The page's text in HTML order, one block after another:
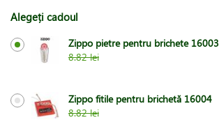
Alegeți cadoul
Zippo pietre pentru brichete 16003
8.82 lei
Zippo fitile pentru brichetă 16004
8.82 lei